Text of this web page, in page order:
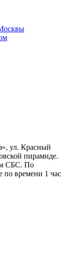
ул. Красный
пирамиде.
СБС. По
по времени 1 час